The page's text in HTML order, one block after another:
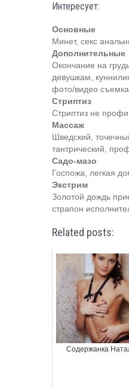
Интересует:
Основные
Минет, секс
Дополнительные
Окончание на
девушкам,
фото/видео
Стриптиз
Стриптиз не
Массаж
Шведский,
тантрический,
Садо-мазо
Госпожа, легкая
Экстрим
Золотой дождь
страпон
Related posts:
Содержанка